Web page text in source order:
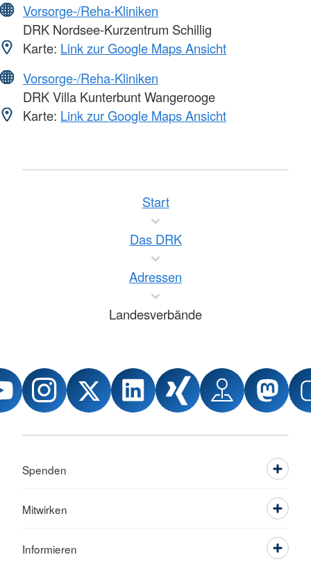
Vorsorge-/Reha-Kliniken
DRK Nordsee-Kurzentrum Schillig
Karte: Link zur Google Maps Ansicht
Vorsorge-/Reha-Kliniken
DRK Villa Kunterbunt Wangerooge
Karte: Link zur Google Maps Ansicht
Start
Das DRK
Adressen
Landesverbände
Spenden
Mitwirken
Informieren